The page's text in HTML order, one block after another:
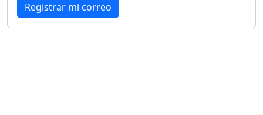
Registrar mi correo